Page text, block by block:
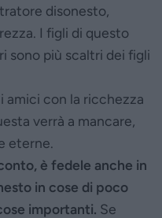
disonesto,
I figli di questo
sono più scaltri dei figli
amici con la ricchezza
verrà a mancare,
eterne.
è fedele anche in
in cose di poco
importanti. Se